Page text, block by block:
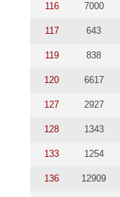
116 7000
117 643
119 838
120 6617
127 2927
128 1343
133 1254
136 12909